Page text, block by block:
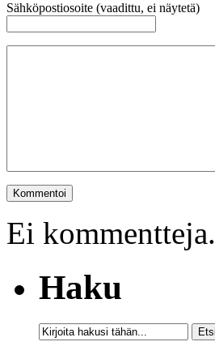
Sähköpostiosoite (vaadittu, ei näytetä)
Ei kommentteja.
Haku